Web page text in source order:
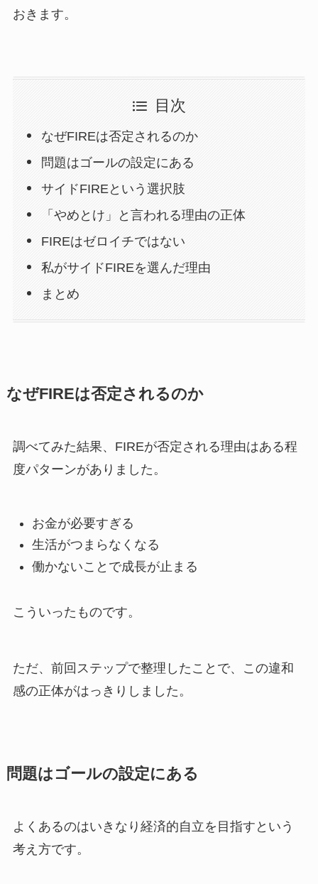
おきます。
目次
なぜFIREは否定されるのか
問題はゴールの設定にある
サイドFIREという選択肢
「やめとけ」と言われる理由の正体
FIREはゼロイチではない
私がサイドFIREを選んだ理由
まとめ
なぜFIREは否定されるのか
調べてみた結果、FIREが否定される理由はある程
度パターンがありました。
お金が必要すぎる
生活がつまらなくなる
働かないことで成長が止まる
こういったものです。
ただ、前回ステップで整理したことで、この違和
感の正体がはっきりしました。
問題はゴールの設定にある
よくあるのはいきなり経済的自立を目指すという
考え方です。